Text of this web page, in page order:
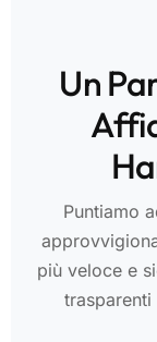
Un
Puntiamo
più veloce e